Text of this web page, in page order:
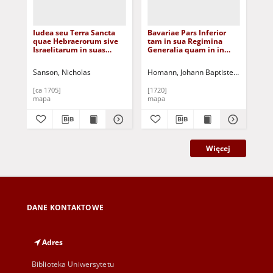
Iudea seu Terra Sancta
quae Hebraerorum sive
Israelitarum in suas
Regnis Iuda et Israel:
ultimi temporis ejusdem
Terrae Provincijs
kartograficzny]
Sanson, Nicholas
[ca 1705]
mapa
Bavariae Pars Inferior
tam in sua Regimina
Generalia quam in in
divisa [Dokument
Homann, Johann Baptiste (1664-
[1720]
mapa
Więcej
DANE KONTAKTOWE
Adres
Biblioteka Uniwersytetu